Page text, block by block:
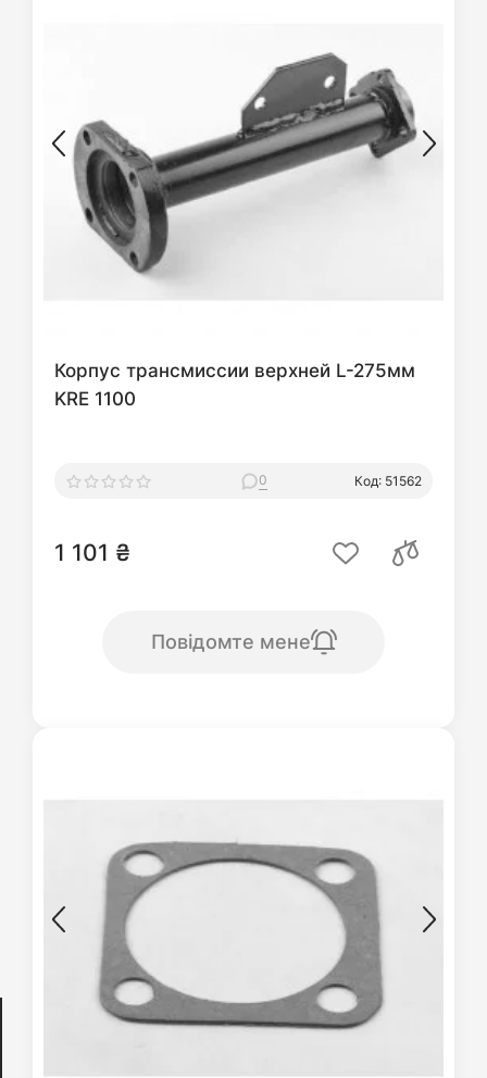
Корпус трансмиссии верхней L-275мм
KRE 1100
0 Код: 51562
1 101 ₴
Повідомте мене